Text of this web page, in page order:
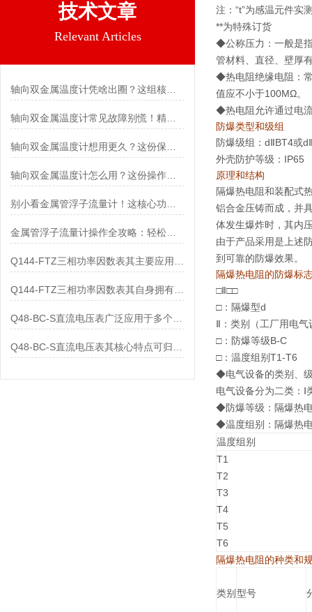
技术文章
Relevant Articles
轴向双金属温度计凭啥出圈？这组核心特点给出了答案
轴向双金属温度计常见故障别慌！精准定位，轻松搞定难题
轴向双金属温度计怎么用？这份操作指南，新手也能快速拿捏！
金属管浮子流量计操作全攻略：轻松拿捏，精准掌控每一步！
Q144-FTZ三相功率因数表其自身拥有怎样的功能呢？
注：“t”为感温元件实
**为特殊订货
◆公称压力：一般是
管材料、直径、壁厚
◆热电阻绝缘电阻：
值应不小于100MΩ。
◆热电阻允许通过电
防爆类型和级组
防爆级组：dⅡBT4或
外壳防护等级：IP65
原理和结构
隔爆热电阻和装配式
铝合金压铸而成，并
体发生爆炸时，其内
由于产品采用是上述
到可靠的防爆效果。
隔爆热电阻的防爆标
□Ⅱ□□
□：隔爆型d
Ⅱ：类别（工厂用电气
□：防爆等级B-C
□：温度组别T1-T6
◆电气设备的类别、
电气设备分为二类：
◆防爆等级：隔爆热
◆温度组别：隔爆热
温度组别
T1
T2
T3
T4
T5
T6
隔爆热电阻的种类和
类别 型号